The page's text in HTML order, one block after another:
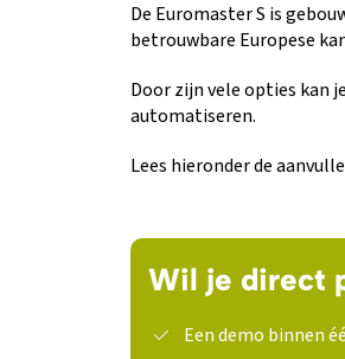
De Euromaster S is
betrouwbare Europese
Door zijn vele opties kan
automatiseren.
Lees hieronder de
Wil je direct
Een demo binnen